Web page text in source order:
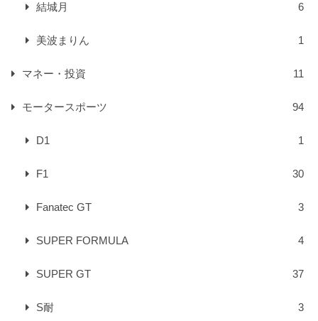
結城月 6
美波まりん 1
マネー・投資 11
モータースポーツ 94
D1 1
F1 30
Fanatec GT 3
SUPER FORMULA 4
SUPER GT 37
S耐 3